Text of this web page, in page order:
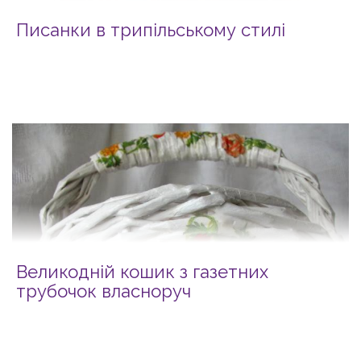
Писанки в трипільському стилі
Великодній кошик з газетних
трубочок власноруч